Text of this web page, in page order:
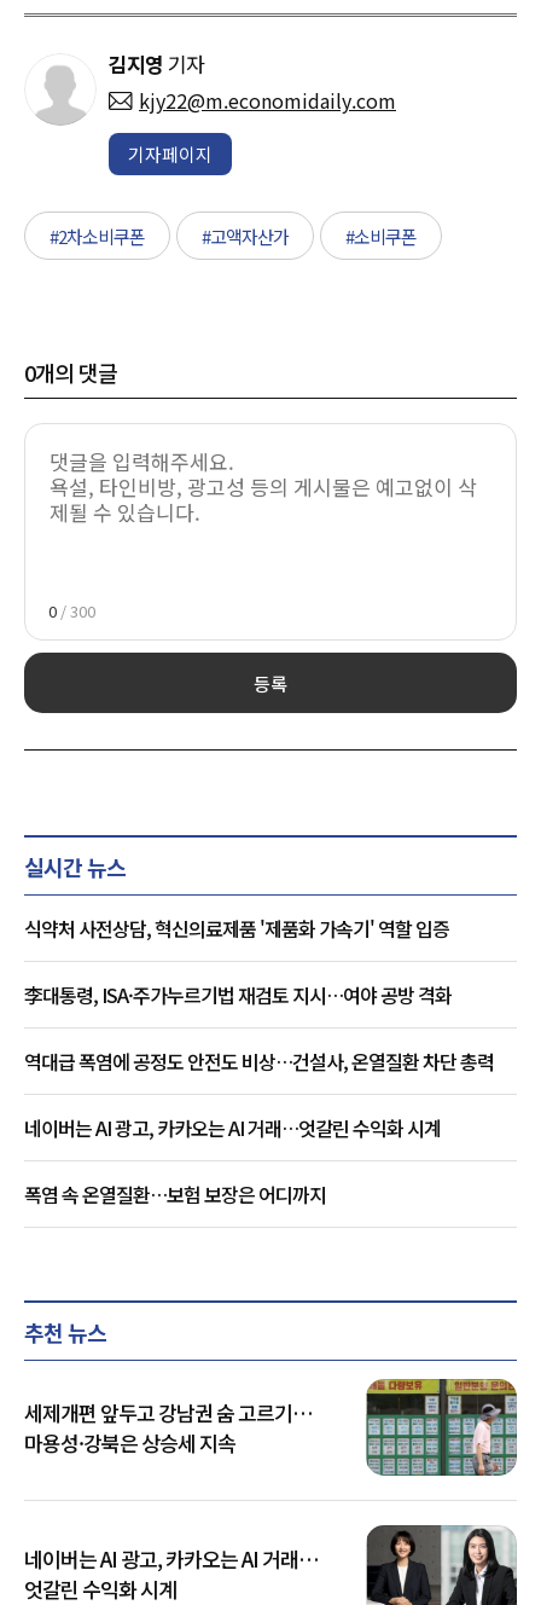
김지영 기자
kjy22@m.economidaily.com
기자페이지
#2차소비쿠폰 #고액자산가 #소비쿠폰
0개의 댓글
0 / 300
등록
실시간 뉴스
식약처 사전상담, 혁신의료제품 '제품화 가속기' 역할 입증
李대통령, ISA·주가누르기법 재검토 지시…여야 공방 격화
역대급 폭염에 공정도 안전도 비상…건설사, 온열질환 차단 총력
네이버는 AI 광고, 카카오는 AI 거래…엇갈린 수익화 시계
폭염 속 온열질환…보험 보장은 어디까지
추천 뉴스
세제개편 앞두고 강남권 숨 고르기…
마용성·강북은 상승세 지속
네이버는 AI 광고, 카카오는 AI 거래…
엇갈린 수익화 시계